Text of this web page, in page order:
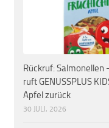
Rückruf: Salmonellen
ruft GENUSSPLUS
Apfel zurück
30 JULI, 2026